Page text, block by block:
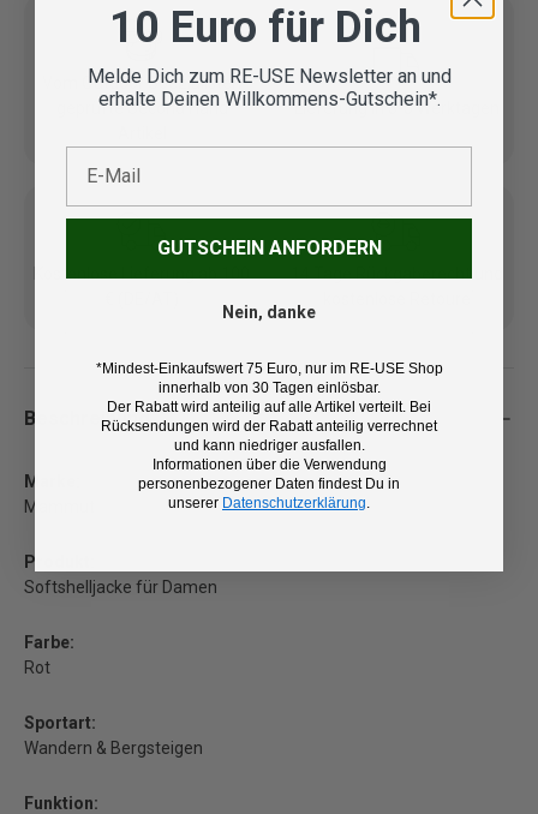
Vom Outdoor Spezialisten
geprüfte Second Hand
Lieferung in 3-5 Werktagen
Beschreibung
Marke:
Mammut
Produkt:
Softshelljacke für Damen
Farbe:
Rot
Sportart:
Wandern & Bergsteigen
Funktion:
10 Euro für Dich
Melde Dich zum RE-USE Newsletter an und
erhalte Deinen Willkommens-Gutschein*.
GUTSCHEIN ANFORDERN
Nein, danke
*Mindest-Einkaufswert 75 Euro, nur im RE-USE Shop
innerhalb von 30 Tagen einlösbar.
Der Rabatt wird anteilig auf alle Artikel verteilt. Bei
Rücksendungen wird der Rabatt anteilig verrechnet
und kann niedriger ausfallen.
Informationen über die Verwendung
personenbezogener Daten findest Du in
unserer Datenschutzerklärung